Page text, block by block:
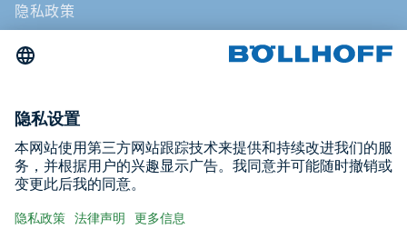
隐私政策
ICP备案/许可证号：苏ICP备16028121号-1